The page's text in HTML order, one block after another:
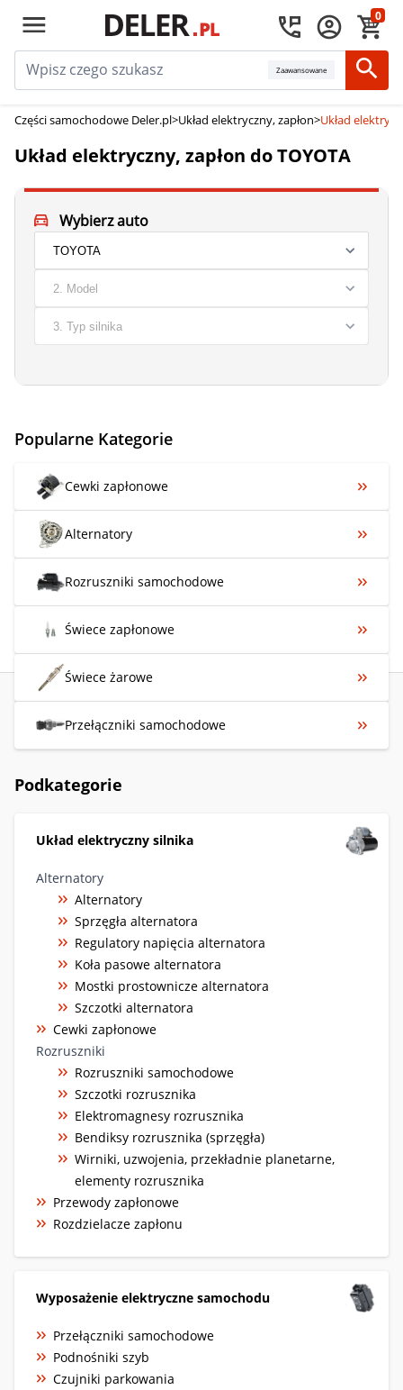
0
Zaawansowane
Części samochodowe Deler.pl>Układ elektryczny, zapłon>Układ
Układ elektryczny, zapłon do TOYOTA
Wybierz auto
Popularne Kategorie
Cewki zapłonowe
Alternatory
Rozruszniki samochodowe
Świece zapłonowe
Świece żarowe
Przełączniki samochodowe
Podkategorie
Układ elektryczny silnika
Alternatory
Alternatory
Sprzęgła alternatora
Regulatory napięcia alternatora
Koła pasowe alternatora
Mostki prostownicze alternatora
Szczotki alternatora
Cewki zapłonowe
Rozruszniki
Rozruszniki samochodowe
Szczotki rozrusznika
Elektromagnesy rozrusznika
Bendiksy rozrusznika (sprzęgła)
Wirniki, uzwojenia, przekładnie planetarne,
elementy rozrusznika
Przewody zapłonowe
Rozdzielacze zapłonu
Wyposażenie elektryczne samochodu
Przełączniki samochodowe
Podnośniki szyb
Czujniki parkowania